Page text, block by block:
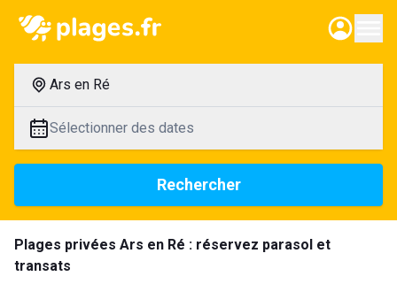
Ars en Ré
Sélectionner des dates
Rechercher
Plages privées Ars en Ré : réservez parasol et
transats